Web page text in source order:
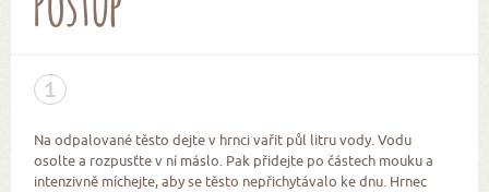
1
Na odpalované těsto dejte v hrnci vařit půl litru vody. Vodu
osolte a rozpusťte v ní máslo. Pak přidejte po částech mouku a
intenzivně míchejte, aby se těsto nepřichytávalo ke dnu. Hrnec